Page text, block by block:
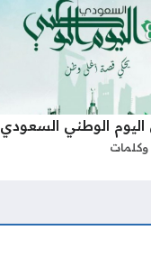
الوطني السعودي 94
وكلمات